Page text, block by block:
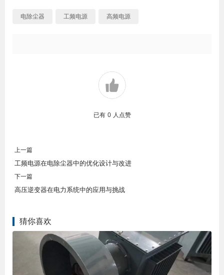
电除尘器 工频电源 高频电源
已有 0 人点赞
上一篇
工频电源在电除尘器中的优化设计与改进
下一篇
高压逆变器在电力系统中的应用与挑战
猜你喜欢